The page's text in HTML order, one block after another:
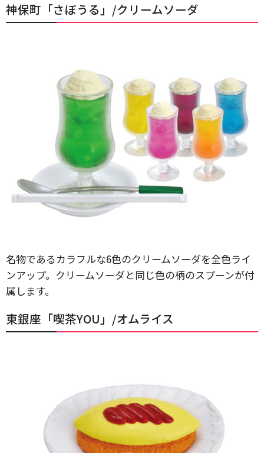
神保町「さぼうる」/クリームソーダ
名物であるカラフルな6色のクリームソーダを全色ライ
ンアップ。クリームソーダと同じ色の柄のスプーンが付
属します。
東銀座「喫茶YOU」/オムライス